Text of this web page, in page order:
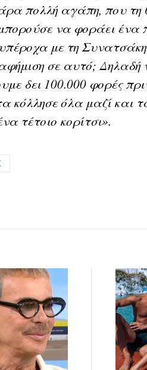
πολλή αγάπη, που τη
να φοράει ένα
με τη
σε αυτό; Δηλαδή
δει 100.000 φορές
κόλλησε όλα μαζί και
τέτοιο κορίτσι».